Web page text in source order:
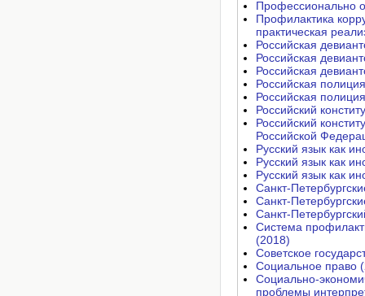
Профессионально
Профилактика
практическая
Российская
Российская
Российская
Российская
Российская
Российский
Российский
Российской
Русский язык как
Русский язык как
Русский язык как
Санкт-
Санкт-
Санкт-
Система
(2018)
Советское
Социальное право
Социально-
проблемы